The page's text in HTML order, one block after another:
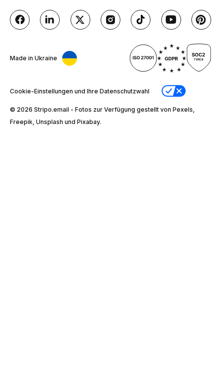
Made in Ukraine
Cookie-Einstellungen und Ihre Datenschutzwahl
© 2026 Stripо.email - Fotos zur Verfügung gestellt von Pexels,
Freepik, Unsplash und Pixabay.